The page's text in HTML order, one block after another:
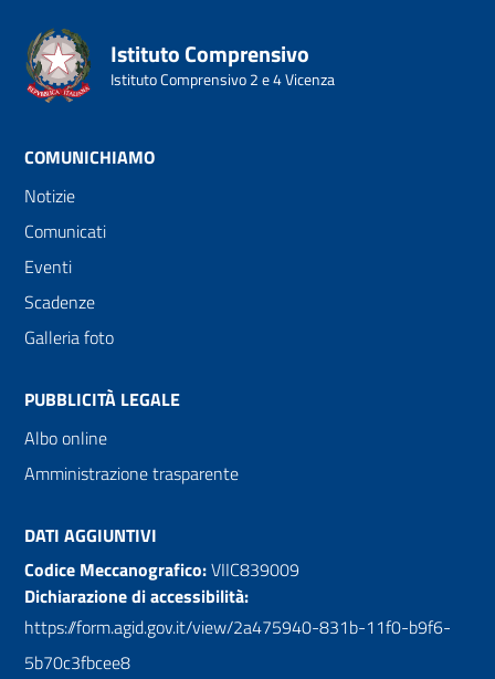
Istituto Comprensivo
Istituto Comprensivo 2 e 4 Vicenza
COMUNICHIAMO
Notizie
Comunicati
Eventi
Scadenze
Galleria foto
PUBBLICITÀ LEGALE
Albo online
Amministrazione trasparente
DATI AGGIUNTIVI
Codice Meccanografico:VIIC839009
Dichiarazione di accessibilità:
https://form.agid.gov.it/view/2a475940-831b-11f0-b9f6-
5b70c3fbcee8